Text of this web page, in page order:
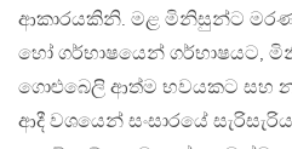
ආකාරයකිනි. මළ මිනිසුන්ට
හෝ ගර්භාෂයෙන් ගර්භාෂයට,
ගොළුබෙලි ආත්ම භවයකට සහ
ආදී වශයෙන් සංසාරයේ